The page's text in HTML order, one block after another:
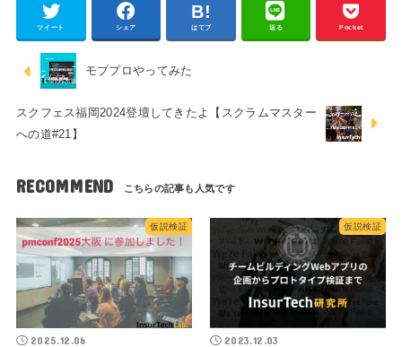
ツイート シェア はてブ 送る Pocket
モブプロやってみた
スクフェス福岡2024登壇してきたよ【スクラムマスター
への道#21】
RECOMMEND
仮説検証
2025.12.06
仮説検証
2023.12.03